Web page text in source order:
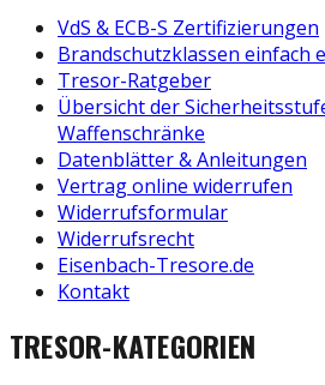
VdS & ECB-S Zertifizierungen
Brandschutzklassen einfach
Tresor-Ratgeber
Übersicht der
Waffenschränke
Datenblätter & Anleitungen
Vertrag online widerrufen
Widerrufsformular
Widerrufsrecht
Eisenbach-Tresore.de
Kontakt
TRESOR-KATEGORIEN